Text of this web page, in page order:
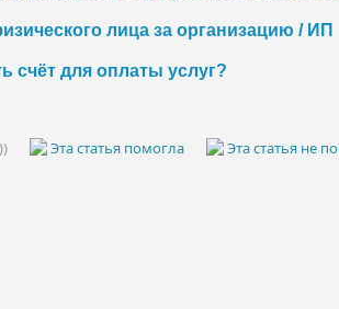
лица за организацию / ИП
счёт для оплаты услуг?
Эта статья помогла Эта статья не